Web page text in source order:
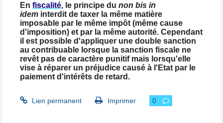
En fiscalité, le principe du non bis in
idem interdit de taxer la même matière
imposable par le même impôt (même cause
d'imposition) et par la même autorité. Cependant
il est possible d'appliquer une double sanction
au contribuable lorsque la sanction fiscale ne
revêt pas de caractère punitif mais lorsqu'elle
vise à réparer un préjudice causé à l'Etat par le
paiement d'intérêts de retard.
Lien permanent Imprimer 0